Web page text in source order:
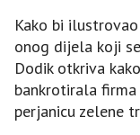
Kako bi
onog dijela koji
Dodik otkriva
bankrotirala
perjanicu zelene